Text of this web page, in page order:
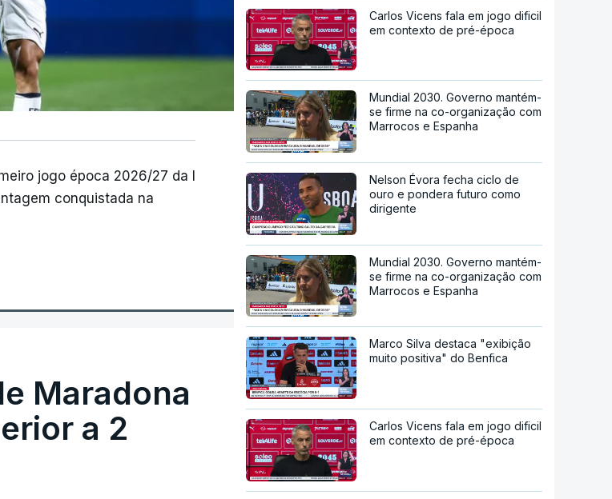
jogo época 2026/27 da I
conquistada na
Maradona
a 2
Carlos Vicens fala em jogo dificil
em contexto de pré-época
Mundial 2030. Governo mantém-
se firme na co-organização com
Marrocos e Espanha
Nelson Évora fecha ciclo de
ouro e pondera futuro como
dirigente
Mundial 2030. Governo mantém-
se firme na co-organização com
Marrocos e Espanha
Marco Silva destaca "exibição
muito positiva" do Benfica
Carlos Vicens fala em jogo dificil
em contexto de pré-época